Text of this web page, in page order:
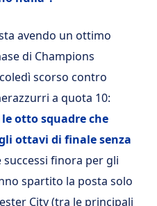
avendo un ottimo
di Champions
scorso contro
a quota 10:
otto squadre che
ottavi di finale senza
successi finora per gli
spartito la posta solo
City (tra le principali